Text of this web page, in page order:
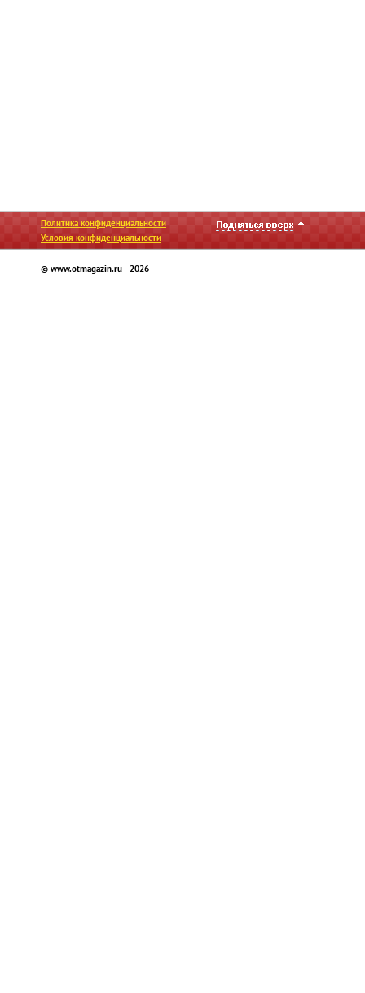
Политика конфиденциальности
Условия конфиденциальности
© www.otmagazin.ru 2026